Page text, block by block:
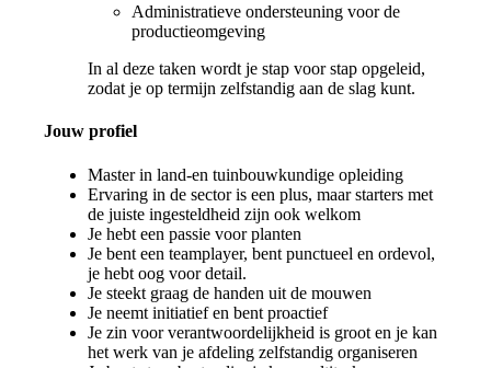
Administratieve ondersteuning voor de
productieomgeving
In al deze taken wordt je stap voor stap opgeleid,
zodat je op termijn zelfstandig aan de slag kunt.
Jouw profiel
Master in land-en tuinbouwkundige opleiding
Ervaring in de sector is een plus, maar starters met
de juiste ingesteldheid zijn ook welkom
Je hebt een passie voor planten
Je bent een teamplayer, bent punctueel en ordevol,
je hebt oog voor detail.
Je steekt graag de handen uit de mouwen
Je neemt initiatief en bent proactief
Je zin voor verantwoordelijkheid is groot en je kan
het werk van je afdeling zelfstandig organiseren